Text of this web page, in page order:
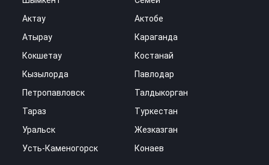
Актау
Актобе
Атырау
Караганда
Кокшетау
Костанай
Кызылорда
Павлодар
Петропавловск
Талдыкорган
Тараз
Туркестан
Уральск
Жезказган
Усть-Каменогорск
Конаев